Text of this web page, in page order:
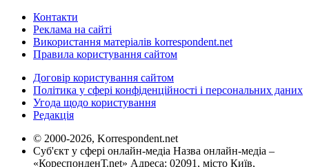
Контакти
Реклама на сайті
Використання матеріалів korrespondent.net
Правила користування сайтом
Договір користування сайтом
Політика у сфері конфіденційності і персональних даних
Угода щодо користування
Редакція
© 2000-2026, Korrespondent.net
Суб'єкт у сфері онлайн-медіа Назва онлайн-медіа –
«КореспонденТ.net» Адреса: 02091, місто Київ,